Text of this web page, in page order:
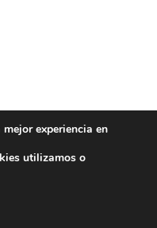
experiencia en
utilizamos o